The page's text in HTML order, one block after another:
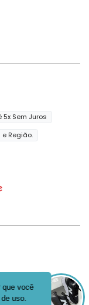
que você
uso.
Sem Juros
Região.